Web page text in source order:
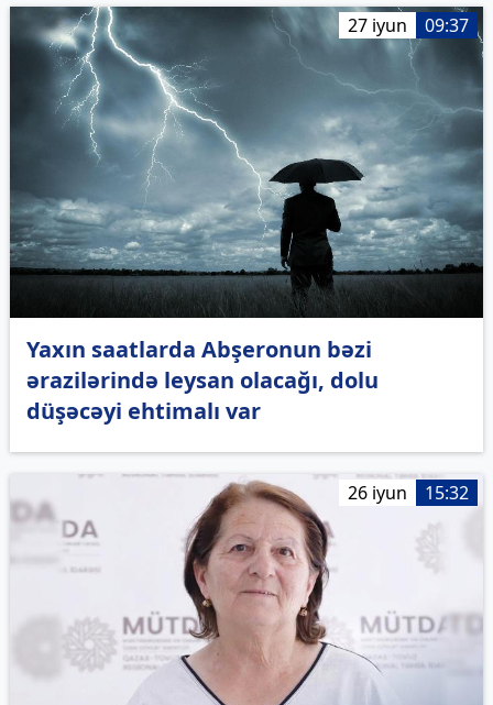
27 iyun 09:37
Yaxın saatlarda Abşeronun bəzi
ərazilərində leysan olacağı, dolu
düşəcəyi ehtimalı var
26 iyun 15:32